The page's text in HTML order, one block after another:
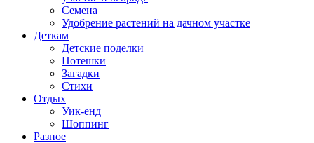
Семена
Удобрение растений на дачном участке
Деткам
Детские поделки
Потешки
Загадки
Стихи
Отдых
Уик-енд
Шоппинг
Разное